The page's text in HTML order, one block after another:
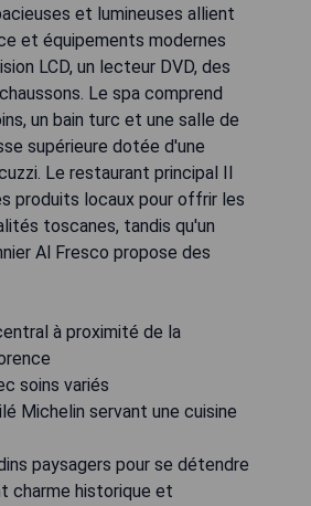
et lumineuses allient
et équipements modernes
LCD, un lecteur DVD, des
Le spa comprend
un bain turc et une salle de
supérieure dotée d'une
Le restaurant principal Il
produits locaux pour offrir les
toscanes, tandis qu'un
Al Fresco propose des
à proximité de la
soins variés
Michelin servant une cuisine
paysagers pour se détendre
charme historique et